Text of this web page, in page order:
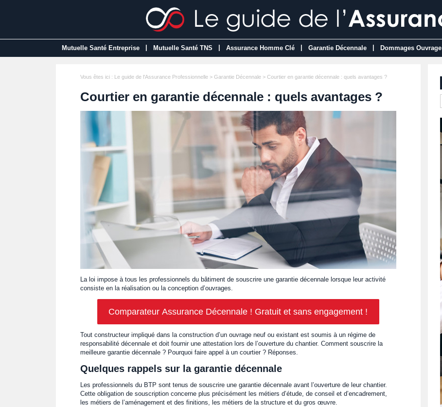
Mutuelle Santé Entreprise Mutuelle Santé TNS Assurance Homme Clé Garantie Décennale Dommages Ouvrage
Vous êtes ici : Le guide de l'Assurance Professionnelle> Garantie Décennale> Courtier en garantie décennale : quels avantages ?
Courtier en garantie décennale : quels avantages ?
La loi impose à tous les professionnels du bâtiment de souscrire une garantie décennale lorsque leur activité
consiste en la réalisation ou la conception d’ouvrages.
Comparateur Assurance Décennale ! Gratuit et sans engagement !
Tout constructeur impliqué dans la construction d’un ouvrage neuf ou existant est soumis à un régime de
responsabilité décennale et doit fournir une attestation lors de l’ouverture du chantier. Comment souscrire la
meilleure garantie décennale ? Pourquoi faire appel à un courtier ? Réponses.
Quelques rappels sur la garantie décennale
Les professionnels du BTP sont tenus de souscrire une garantie décennale avant l’ouverture de leur chantier.
Cette obligation de souscription concerne plus précisément les métiers d’étude, de conseil et d’encadrement,
les métiers de l’aménagement et des finitions, les métiers de la structure et du gros œuvre.